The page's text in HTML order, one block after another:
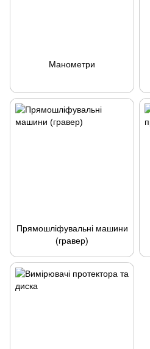
Манометри
Прямошліфувальні машини
(гравер)